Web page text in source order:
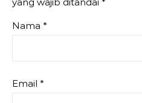
Nama *
Email *